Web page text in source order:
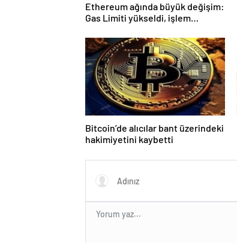
Ethereum ağında büyük değişim:
Gas Limiti yükseldi, işlem
Bitcoin’de alıcılar bant üzerindeki
hakimiyetini kaybetti